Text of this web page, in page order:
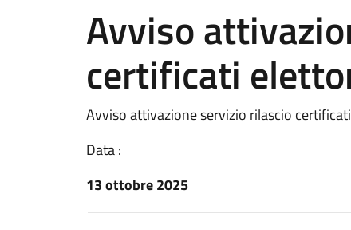
Avviso
certificati
Avviso attivazione servizio rilascio
Data :
13 ottobre 2025